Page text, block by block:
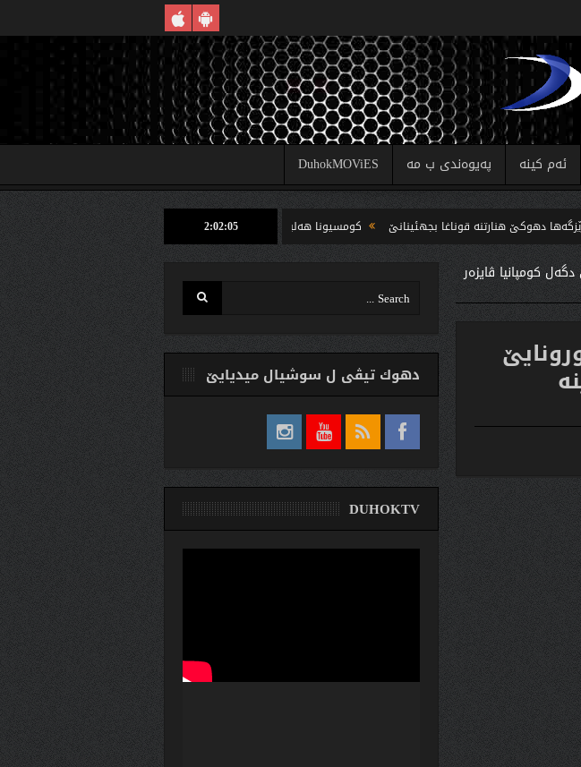
ئەم کینە پەیوەندی ب مە DuhokMOViES
كومسیونا هه‌لبژارتنان ل شێخان ب رێكا دهوك تیڤى داخوازێ ژ وه‌لاتییان دكه‌ت
2:02:06
كومپانیا ڤایزه‌ر
دهوك تیڤی ل سوشیال ميديایێ
DUHOKTV